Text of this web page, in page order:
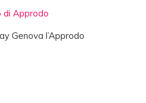
di Approdo
Genova l’Approdo